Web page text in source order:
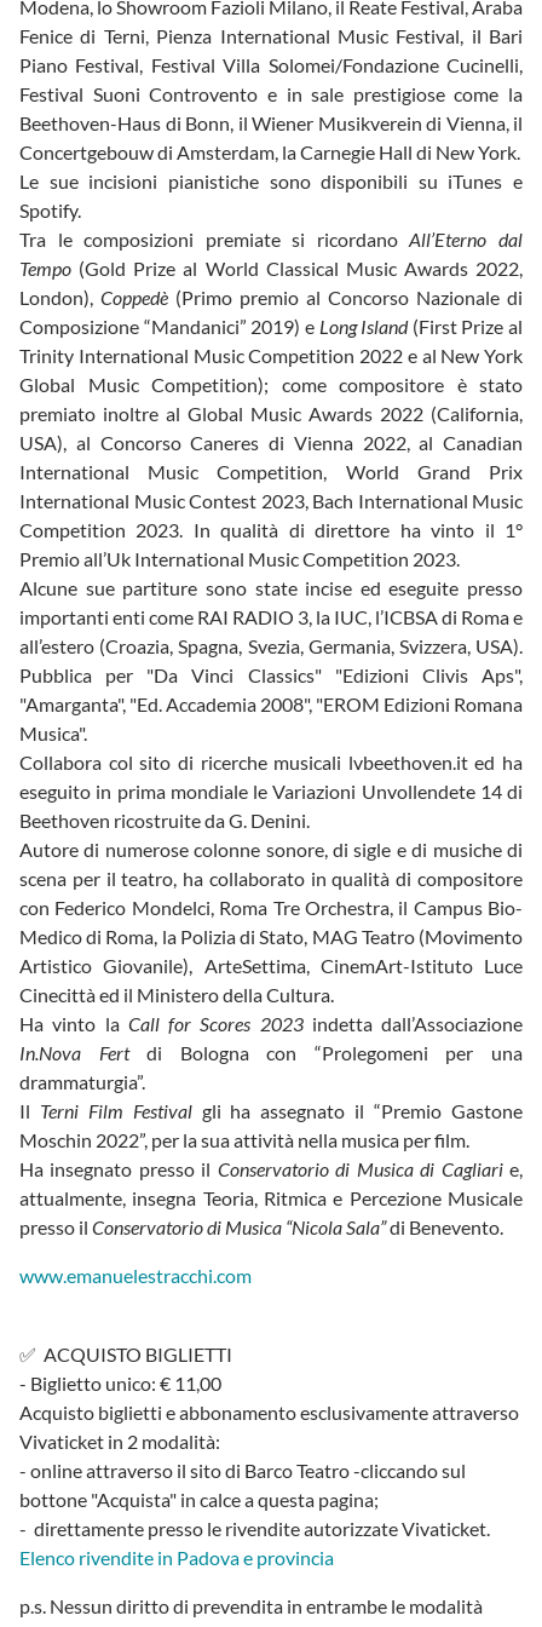
Modena, lo Showroom Fazioli Milano, il Reate Festival, Araba
Fenice di Terni, Pienza International Music Festival, il Bari
Piano Festival, Festival Villa Solomei/Fondazione Cucinelli,
Festival Suoni Controvento e in sale prestigiose come la
Beethoven-Haus di Bonn, il Wiener Musikverein di Vienna, il
Concertgebouw di Amsterdam, la Carnegie Hall di New York.
Le sue incisioni pianistiche sono disponibili su iTunes e
Spotify.
Tra le composizioni premiate si ricordanoAll’Eterno dal
Tempo (Gold Prize al World Classical Music Awards 2022,
London), Coppedè (Primo premio al Concorso Nazionale di
Composizione “Mandanici” 2019) e Long Island(First Prize al
Trinity International Music Competition 2022 e al New York
Global Music Competition); come compositore è stato
premiato inoltre al Global Music Awards 2022 (California,
USA), al Concorso Caneres di Vienna 2022, al Canadian
International Music Competition, World Grand Prix
International Music Contest 2023, Bach International Music
Competition 2023. In qualità di direttore ha vinto il 1°
Premio all’Uk International Music Competition 2023.
Alcune sue partiture sono state incise ed eseguite presso
importanti enti come RAI RADIO 3, la IUC, l’ICBSA di Roma e
all’estero (Croazia, Spagna, Svezia, Germania, Svizzera, USA).
Pubblica per "Da Vinci Classics" "Edizioni Clivis Aps",
"Amarganta", "Ed. Accademia 2008", "EROM Edizioni Romana
Musica".
Collabora col sito di ricerche musicali lvbeethoven.it ed ha
eseguito in prima mondiale le Variazioni Unvollendete 14 di
Beethoven ricostruite da G. Denini.
Autore di numerose colonne sonore, di sigle e di musiche di
scena per il teatro, ha collaborato in qualità di compositore
con Federico Mondelci, Roma Tre Orchestra, il Campus Bio-
Medico di Roma, la Polizia di Stato, MAG Teatro (Movimento
Artistico Giovanile), ArteSettima, CinemArt-Istituto Luce
Cinecittà ed il Ministero della Cultura.
Ha vinto la Call for Scores 2023indetta dall’Associazione
In.Nova Fertdi Bologna con “Prolegomeni per una
drammaturgia”.
Il Terni Film Festivalgli ha assegnato il “Premio Gastone
Moschin 2022”, per la sua attività nella musica per film.
Ha insegnato presso il Conservatorio di Musica di Cagliarie,
attualmente, insegna Teoria, Ritmica e Percezione Musicale
presso il Conservatorio di Musica “Nicola Sala”di Benevento.
www.emanuelestracchi.com
✅ ACQUISTO BIGLIETTI
- Biglietto unico: € 11,00
Acquisto biglietti e abbonamento esclusivamente attraverso
Vivaticket in 2 modalità:
- online attraverso il sito di Barco Teatro -cliccando sul
bottone "Acquista" in calce a questa pagina;
- direttamente presso le rivendite autorizzate Vivaticket.
Elenco rivendite in Padova e provincia
p.s. Nessun diritto di prevendita in entrambe le modalità